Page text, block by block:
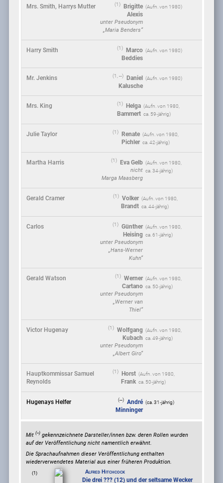
Mrs. Smith, Harrys Mutter (1) Brigitte
Alexis
unter Pseudonym
„Maria Benders“
( 1980)
Harry Smith (1) Marco
Beddies
( 1980)
Mr. Jenkins (1, --) Daniel
Kalusche
( 1980)
Mrs. King (1) Helga
Bammert
( 1980
ca. 59‑jährig)
Julie Taylor (1) Renate
Pichler
( 1980
ca. 42‑jährig)
Martha Harris (1) Eva Gelb
nicht
Marga Maasberg
( 1980
ca. 34‑jährig)
Gerald Cramer (1) Volker
Brandt
( 1980
ca. 44‑jährig)
Carlos (1) Günther
Heising
unter Pseudonym
„Hans-Werner
Kuhn“
( 1980
ca. 61‑jährig)
Gerald Watson (1) Werner
Cartano
unter Pseudonym
„Werner van
Thiel“
( 1980
ca. 50‑jährig)
Victor Hugenay (1) Wolfgang
Kubach
unter Pseudonym
„Albert Giro“
( 1980
ca. 49‑jährig)
Hauptkommissar Samuel
Reynolds
(1) Horst
Frank
( 1980
ca. 50‑jährig)
Hugenays Helfer (--) André
Minninger
(ca. 31‑jährig)
Mit (--)gekennzeichnete Darsteller/innen bzw. deren Rollen wurden
auf der Veröffentlichung nicht namentlich erwähnt.
Die Sprachaufnahmen dieser Veröffentlichung enthalten
wiederverwendetes Material aus einer früheren Produktion.
(1) Alfred Hitchcock
Die drei ??? (12) und der seltsame Wecker